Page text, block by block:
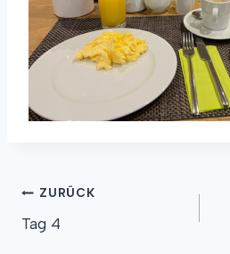
Beitragsnavigation
ZURÜCK
Tag 4